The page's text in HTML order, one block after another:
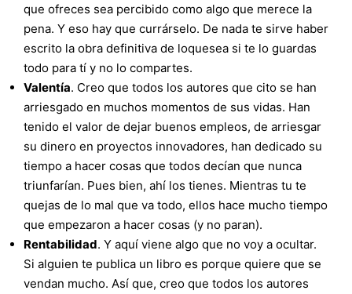
que ofreces sea percibido como algo que merece la
pena. Y eso hay que currárselo. De nada te sirve haber
escrito la obra definitiva de loquesea si te lo guardas
todo para tí y no lo compartes.
Valentía. Creo que todos los autores que cito se han
arriesgado en muchos momentos de sus vidas. Han
tenido el valor de dejar buenos empleos, de arriesgar
su dinero en proyectos innovadores, han dedicado su
tiempo a hacer cosas que todos decían que nunca
triunfarían. Pues bien, ahí los tienes. Mientras tu te
quejas de lo mal que va todo, ellos hace mucho tiempo
que empezaron a hacer cosas (y no paran).
Rentabilidad. Y aquí viene algo que no voy a ocultar.
Si alguien te publica un libro es porque quiere que se
vendan mucho. Así que, creo que todos los autores